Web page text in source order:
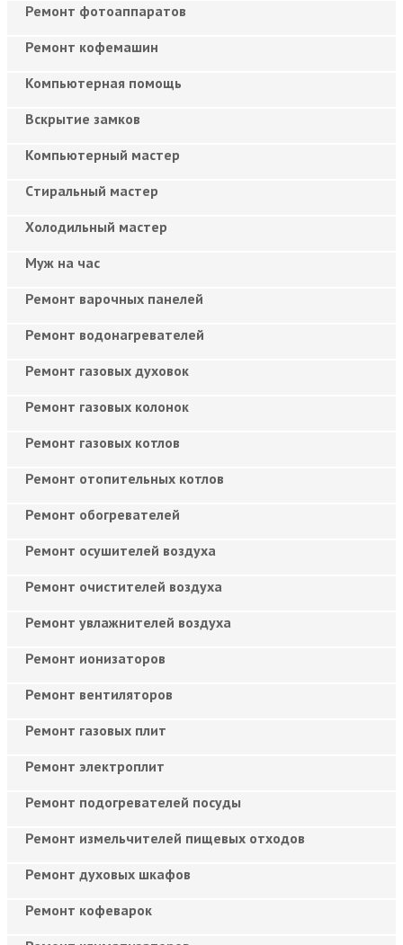
Ремонт фотоаппаратов
Ремонт кофемашин
Компьютерная помощь
Вскрытие замков
Компьютерный мастер
Cтиральный мастер
Холодильный мастер
Муж на час
Ремонт варочных панелей
Ремонт водонагревателей
Ремонт газовых духовок
Ремонт газовых колонок
Ремонт газовых котлов
Ремонт отопительных котлов
Ремонт обогревателей
Ремонт осушителей воздуха
Ремонт очистителей воздуха
Ремонт увлажнителей воздуха
Ремонт ионизаторов
Ремонт вентиляторов
Ремонт газовых плит
Ремонт электроплит
Ремонт подогревателей посуды
Ремонт измельчителей пищевых отходов
Ремонт духовых шкафов
Ремонт кофеварок